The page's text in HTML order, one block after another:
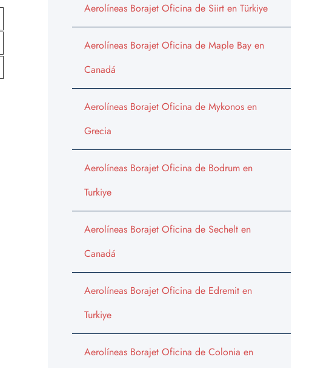
Aerolíneas Borajet Oficina de Siirt en Türkiye
Aerolíneas Borajet Oficina de Maple Bay en
Canadá
Aerolíneas Borajet Oficina de Mykonos en
Grecia
Aerolíneas Borajet Oficina de Bodrum en
Turkiye
Aerolíneas Borajet Oficina de Sechelt en
Canadá
Aerolíneas Borajet Oficina de Edremit en
Turkiye
Aerolíneas Borajet Oficina de Colonia en